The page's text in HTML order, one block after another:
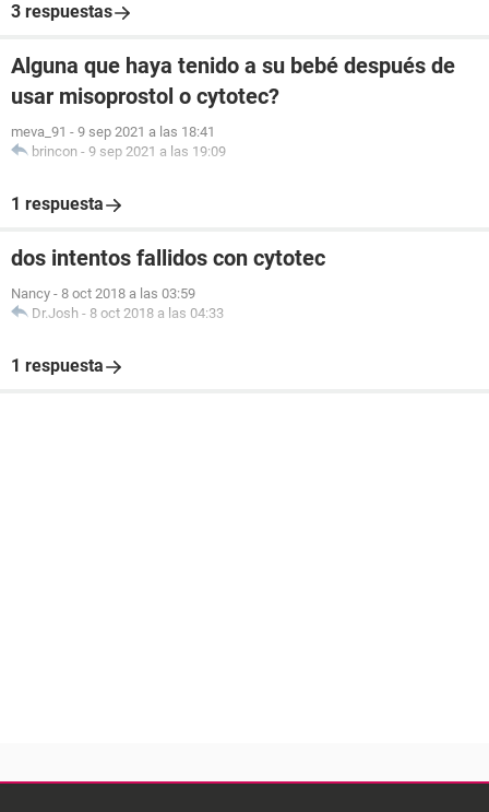
3 respuestas
Alguna que haya tenido a su bebé después de
usar misoprostol o cytotec?
meva_91 - 9 sep 2021 a las 18:41
brincon - 9 sep 2021 a las 19:09
1 respuesta
dos intentos fallidos con cytotec
Nancy - 8 oct 2018 a las 03:59
Dr.Josh - 8 oct 2018 a las 04:33
1 respuesta